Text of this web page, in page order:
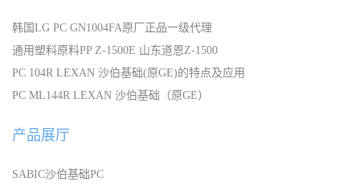
韩国LG PC GN1004FA原厂正品一级代理
通用塑料原料PP Z-1500E 山东道恩Z-1500
PC 104R LEXAN 沙伯基础(原GE)的特点及应用
PC ML144R LEXAN 沙伯基础（原GE）
产品展厅
SABIC沙伯基础PC